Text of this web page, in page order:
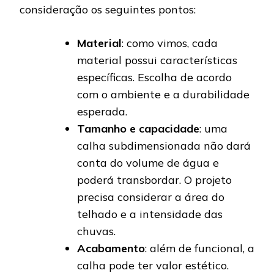
consideração os seguintes pontos:
Material: como vimos, cada
material possui características
específicas. Escolha de acordo
com o ambiente e a durabilidade
esperada.
Tamanho e capacidade: uma
calha subdimensionada não dará
conta do volume de água e
poderá transbordar. O projeto
precisa considerar a área do
telhado e a intensidade das
chuvas.
Acabamento: além de funcional, a
calha pode ter valor estético.